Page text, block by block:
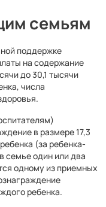
семьям
поддержке
на содержание
до 30,1 тысячи
числа
в размере 17,3
(за ребенка-
семье один или два
одному из приемных
ребенка.